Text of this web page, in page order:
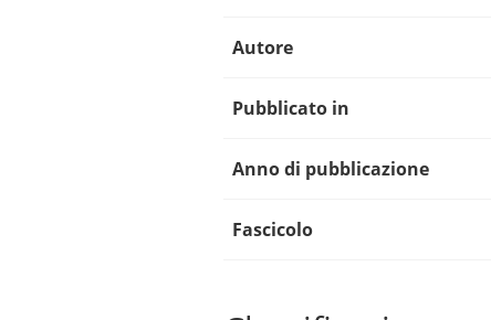
Autore
Pubblicato in
Anno di pubblicazione
Fascicolo